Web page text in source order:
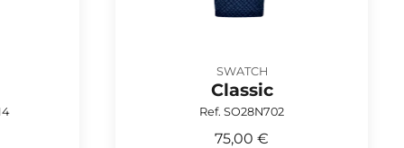
SWATCH
Classic
Ref. SO28N702
75,00 €